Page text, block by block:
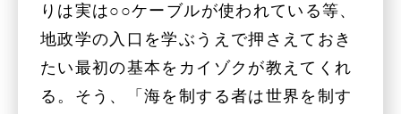
りは実は○○ケーブルが使われている等、
地政学の入口を学ぶうえで押さえておき
たい最初の基本をカイゾクが教えてくれ
る。そう、「海を制する者は世界を制す